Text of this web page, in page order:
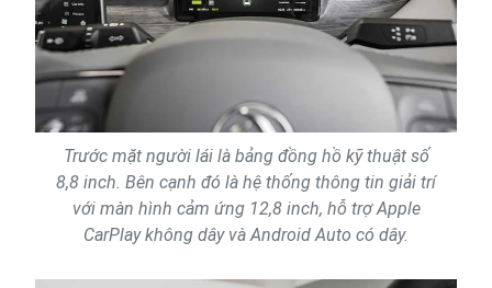
Trước mặt người lái là bảng đồng hồ kỹ thuật số
8,8 inch. Bên cạnh đó là hệ thống thông tin giải trí
với màn hình cảm ứng 12,8 inch, hỗ trợ Apple
CarPlay không dây và Android Auto có dây.